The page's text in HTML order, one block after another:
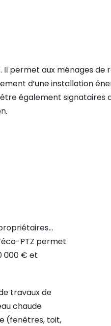
Il permet aux ménages
d’une installation
également signataires
PTZ permet
000 € et
travaux de
chaude
(fenêtres, toit,